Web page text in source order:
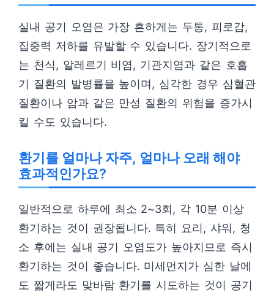
실내 공기 오염은 가장 흔하게는 두통, 피로감,
집중력 저하를 유발할 수 있습니다. 장기적으로
는 천식, 알레르기 비염, 기관지염과 같은 호흡
기 질환의 발병률을 높이며, 심각한 경우 심혈관
질환이나 암과 같은 만성 질환의 위험을 증가시
킬 수도 있습니다.
환기를 얼마나 자주, 얼마나 오래 해야
효과적인가요?
일반적으로 하루에 최소 2~3회, 각 10분 이상
환기하는 것이 권장됩니다. 특히 요리, 샤워, 청
소 후에는 실내 공기 오염도가 높아지므로 즉시
환기하는 것이 좋습니다. 미세먼지가 심한 날에
도 짧게라도 맞바람 환기를 시도하는 것이 공기